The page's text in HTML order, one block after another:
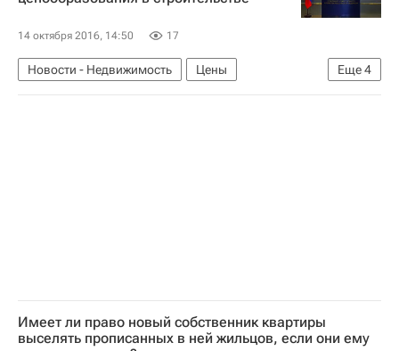
14 октября 2016, 14:50 17
Еще4
Новости - Недвижимость
Цены
Строительство
Главгосэкспертиза
Имеет ли право новый собственник квартиры
выселять прописанных в ней жильцов, если они ему